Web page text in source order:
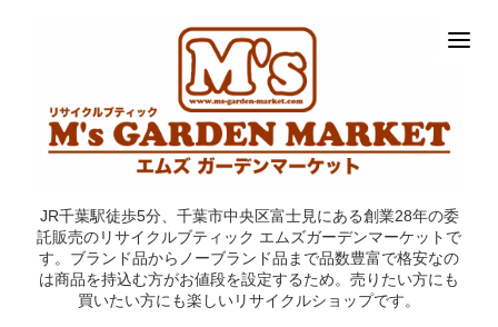
JR千葉駅徒歩5分、千葉市中央区富士見にある創業28年の委
託販売のリサイクルブティック エムズガーデンマーケットで
す。ブランド品からノーブランド品まで品数豊富で格安なの
は商品を持込む方がお値段を設定するため。売りたい方にも
買いたい方にも楽しいリサイクルショップです。